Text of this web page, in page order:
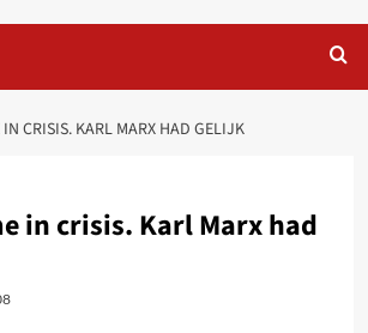
CRISIS. KARL MARX HAD GELIJK
in crisis. Karl Marx had